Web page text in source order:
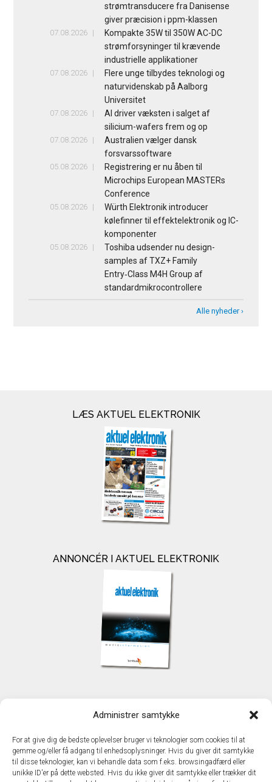
Administrer samtykke
For at give dig de bedste oplevelser bruger vi teknologier som cookies til at
gemme og/eller få adgang til enhedsoplysninger. Hvis du giver dit samtykke
til disse teknologier, kan vi behandle data som f.eks. browsingadfærd eller
unikke ID'er på dette websted. Hvis du ikke giver dit samtykke eller trækker dit
strømtransducere fra Danisense
giver præcision i ppm-klassen
07.08.2026
Kompakte 35W til 350W AC-DC
strømforsyninger til krævende
industrielle applikationer
07.08.2026
Flere unge tilbydes teknologi og
naturvidenskab på Aalborg
Universitet
07.08.2026
AI driver væksten i salget af
silicium-wafers frem og op
07.08.2026
Australien vælger dansk
forsvarssoftware
05.08.2026
Registrering er nu åben til
Microchips European MASTERs
Conference
05.08.2026
Würth Elektronik introducer
kølefinner til effektelektronik og IC-
komponenter
05.08.2026
Toshiba udsender nu design-
samples af TXZ+ Family
Entry‑Class M4H Group af
standardmikrocontrollere
Alle nyheder ›
LÆS AKTUEL ELEKTRONIK
ANNONCÉR I AKTUEL ELEKTRONIK
TechMedia A/S
DK - 2600 Glostrup
www.techmedia.dk
Telefon: +45 43 24 26 28